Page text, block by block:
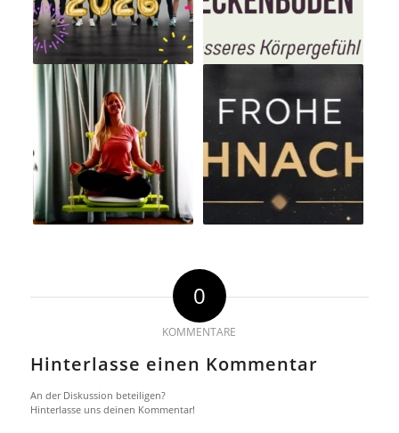
0
KOMMENTARE
Hinterlasse einen Kommentar
An der Diskussion beteiligen?
Hinterlasse uns deinen Kommentar!